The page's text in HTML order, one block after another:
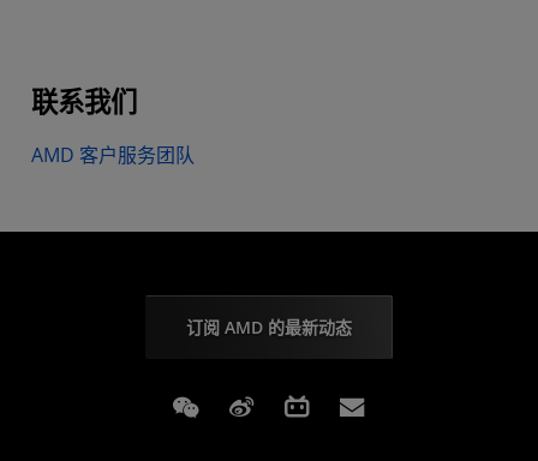
联系我们
AMD 客户服务团队
订阅 AMD 的最新动态
Weixin Weibo Bilibili